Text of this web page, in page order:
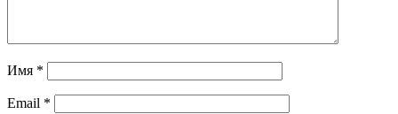
Имя *
Email *